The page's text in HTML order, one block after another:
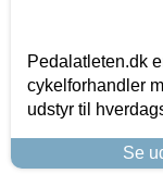
Pedalatleten.dk
cykelforhandler
udstyr til
Se